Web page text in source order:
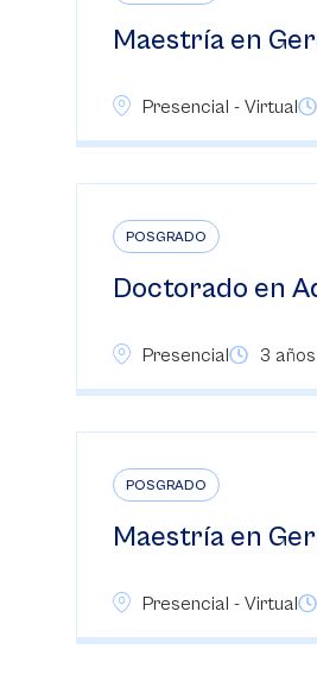
Maestría en
Presencial - Virtual
POSGRADO
Doctorado en
Presencial 3
POSGRADO
Maestría en
Presencial - Virtual